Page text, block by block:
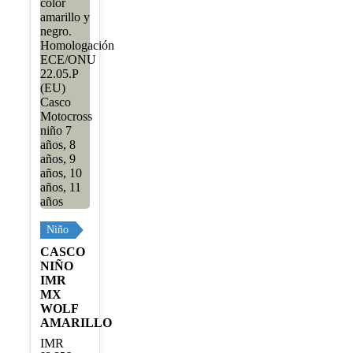
Niño
CASCO
NIÑO
IMR
MX
WOLF
AMARILLO
IMR